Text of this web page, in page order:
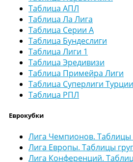
Таблица АПЛ
Таблица Ла Лига
Таблица Серии А
Таблица Бундеслиги
Таблица Лиги 1
Таблица Эредивизи
Таблица Примейра Лиги
Таблица Суперлиги Турции
Таблица РПЛ
Еврокубки
Лига Чемпионов. Таблицы
Лига Европы. Таблицы
Лига Конференций.